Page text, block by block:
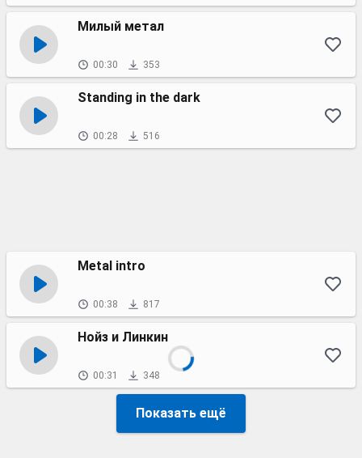
Милый метал
00:30 353
Standing in the dark
00:28 516
Metal intro
00:38 817
Нойз и Линкин
00:31 348
Показать ещё